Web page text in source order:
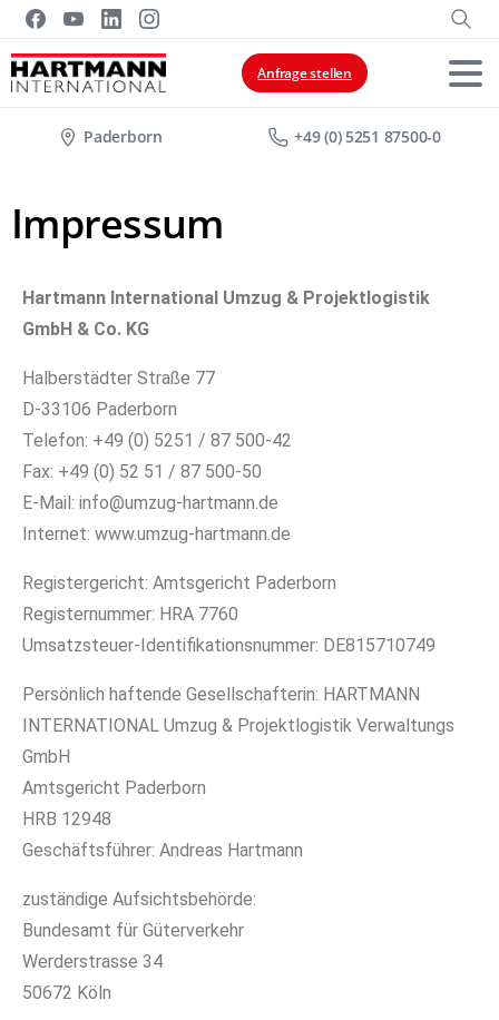
Anfrage stellen
Paderborn +49 (0) 5251 87500-0
Impressum
Hartmann International Umzug & Projektlogistik
GmbH & Co. KG
Halberstädter Straße 77
D-33106 Paderborn
Telefon: +49 (0) 5251 / 87 500-42
Fax: +49 (0) 52 51 / 87 500-50
E-Mail: info@umzug-hartmann.de
Internet: www.umzug-hartmann.de
Registergericht: Amtsgericht Paderborn
Registernummer: HRA 7760
Umsatzsteuer-Identifikationsnummer: DE815710749
Persönlich haftende Gesellschafterin: HARTMANN
INTERNATIONAL Umzug & Projektlogistik Verwaltungs
GmbH
Amtsgericht Paderborn
HRB 12948
Geschäftsführer: Andreas Hartmann
zuständige Aufsichtsbehörde:
Bundesamt für Güterverkehr
Werderstrasse 34
50672 Köln